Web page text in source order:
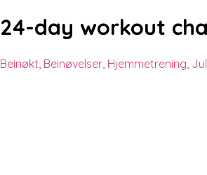
24-day workout
Beinøkt Beinøvelser Hjemmetrening